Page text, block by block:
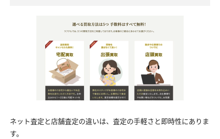
ネット査定と店舗査定の違いは、査定の手軽さと即時性にありま
す。